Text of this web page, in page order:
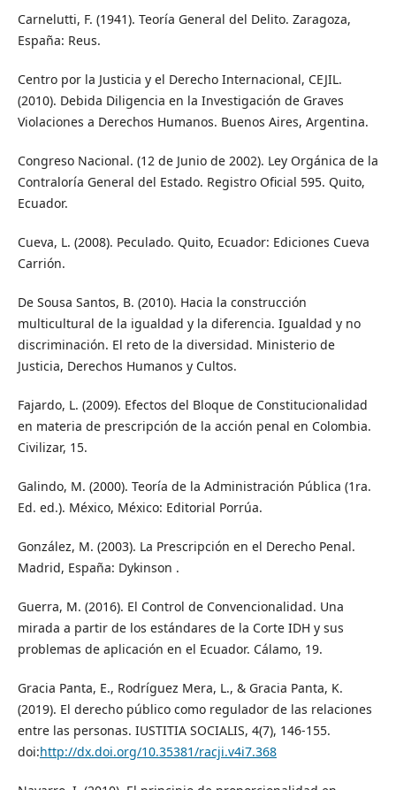
Carnelutti, F. (1941). Teoría General del Delito. Zaragoza,
España: Reus.
Centro por la Justicia y el Derecho Internacional, CEJIL.
(2010). Debida Diligencia en la Investigación de Graves
Violaciones a Derechos Humanos. Buenos Aires, Argentina.
Congreso Nacional. (12 de Junio de 2002). Ley Orgánica de la
Contraloría General del Estado. Registro Oficial 595. Quito,
Ecuador.
Cueva, L. (2008). Peculado. Quito, Ecuador: Ediciones Cueva
Carrión.
De Sousa Santos, B. (2010). Hacia la construcción
multicultural de la igualdad y la diferencia. Igualdad y no
discriminación. El reto de la diversidad. Ministerio de
Justicia, Derechos Humanos y Cultos.
Fajardo, L. (2009). Efectos del Bloque de Constitucionalidad
en materia de prescripción de la acción penal en Colombia.
Civilizar, 15.
Galindo, M. (2000). Teoría de la Administración Pública (1ra.
Ed. ed.). México, México: Editorial Porrúa.
González, M. (2003). La Prescripción en el Derecho Penal.
Madrid, España: Dykinson .
Guerra, M. (2016). El Control de Convencionalidad. Una
mirada a partir de los estándares de la Corte IDH y sus
problemas de aplicación en el Ecuador. Cálamo, 19.
Gracia Panta, E., Rodríguez Mera, L., & Gracia Panta, K.
(2019). El derecho público como regulador de las relaciones
entre las personas. IUSTITIA SOCIALIS, 4(7), 146-155.
doi:http://dx.doi.org/10.35381/racji.v4i7.368